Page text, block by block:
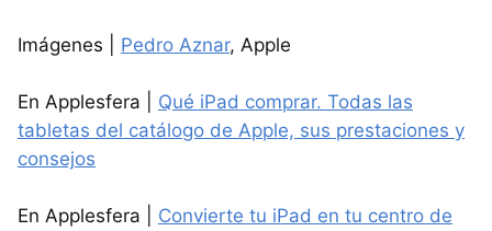
Imágenes | Pedro Aznar, Apple
En Applesfera | Qué iPad comprar. Todas las
tabletas del catálogo de Apple, sus prestaciones y
consejos
En Applesfera | Convierte tu iPad en tu centro de